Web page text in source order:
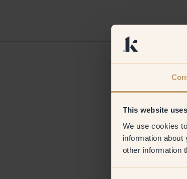
This website
We use cookies
information
other information